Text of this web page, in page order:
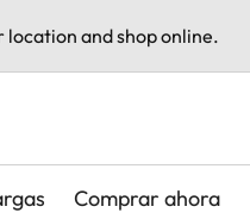
and shop online.
Comprar ahora